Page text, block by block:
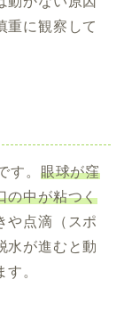
重に観察して
す。 眼球が窪
の中が粘つく
や点滴（スポ
水が進むと動
。